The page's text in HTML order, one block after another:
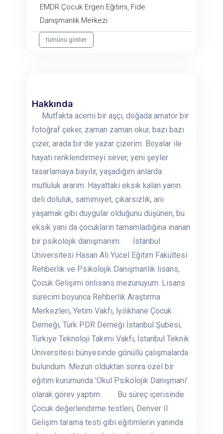
EMDR Çocuk Ergen Eğitimi, Fide
Danışmanlık Merkezi
tümünü göster
Hakkında
Mutfakta acemi bir aşçı, doğada amatör bir
fotoğraf çeker, zaman zaman okur, bazı bazı
çizer, arada bir de yazar çizerim. Boyalar ile
hayatı renklendirmeyi sever, yeni şeyler
tasarlamaya bayılır, yaşadığım anlarda
mutluluk ararım. Hayattaki eksik kalan yanın
deli doluluk, samimiyet, çıkarsızlık, anı
yaşamak gibi duygular olduğunu düşünen, bu
eksik yanı da çocukların tamamladığına inanan
bir psikolojik danışmanım. İstanbul
Üniversitesi Hasan Ali Yücel Eğitim Fakültesi
Rehberlik ve Psikolojik Danışmanlık lisans,
Çocuk Gelişimi önlisans mezunuyum. Lisans
sürecim boyunca Rehberlik Araştırma
Merkezleri, Yetim Vakfı, İyilikhane Çocuk
Derneği, Türk PDR Derneği İstanbul Şubesi,
Türkiye Teknoloji Takımı Vakfı, İstanbul Teknik
Üniversitesi bünyesinde gönüllü çalışmalarda
bulundum. Mezun olduktan sonra özel bir
eğitim kurumunda 'Okul Psikolojik Danışmanı'
olarak görev yaptım. Bu süreç içerisinde
Çocuk değerlendirme testleri, Denver II
Gelişim tarama testi gibi eğitimlerin yanında